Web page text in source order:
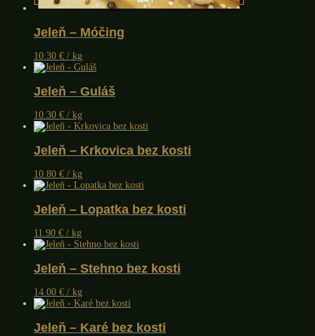
Jeleň – Móčing
10.30 € / kg
Jeleň – Guláš
10.30 € / kg
Jeleň – Krkovica bez kosti
10.80 € / kg
Jeleň – Lopatka bez kosti
11.90 € / kg
Jeleň – Stehno bez kosti
14.00 € / kg
Jeleň – Karé bez kosti